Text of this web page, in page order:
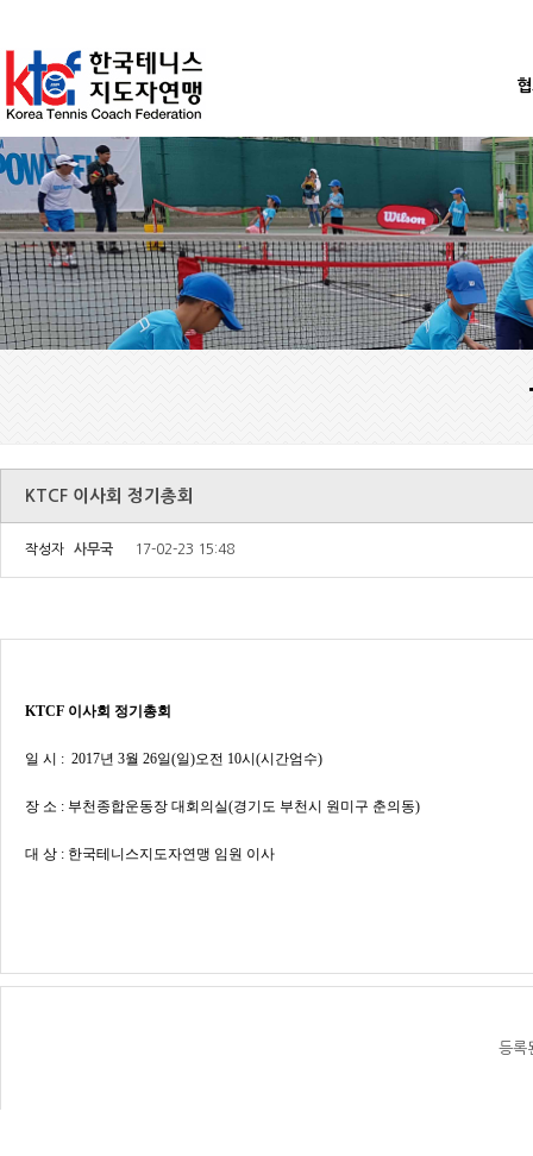
KTCF 이사회 정기총회
작성자 사무국 17-02-23 15:48
KTCF 이사회 정기총회
일 시 : 2017년 3월 26일(일)오전 10시(시간엄수)
장 소 : 부천종합운동장 대회의실(경기도 부천시 원미구 춘의동)
대 상 : 한국테니스지도자연맹 임원 이사
등록